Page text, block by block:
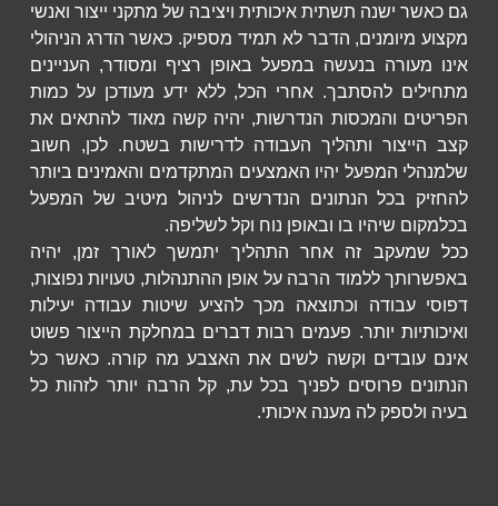
גם כאשר ישנה תשתית איכותית ויציבה של מתקני ייצור ואנשי
מקצוע מיומנים, הדבר לא תמיד מספיק. כאשר הדרג הניהולי
אינו מעורה בנעשה במפעל באופן רציף ומסודר, העניינים
מתחילים להסתבך. אחרי הכל, ללא ידע מעודכן על כמות
הפריטים והמכסות הנדרשות, יהיה קשה מאוד להתאים את
קצב הייצור ותהליך העבודה לדרישות בשטח. לכן, חשוב
שלמנהלי המפעל יהיו האמצעים המתקדמים והאמינים ביותר
להחזיק בכל הנתונים הנדרשים לניהול מיטיב של המפעל
בכלמקום שיהיו בו ובאופן נוח וקל לשליפה.
ככל שמעקב זה אחר התהליך יתמשך לאורך זמן, יהיה
באפשרותך ללמוד הרבה על אופן ההתנהלות, טעויות נפוצות,
דפוסי עבודה וכתוצאה מכך להציע שיטות עבודה יעילות
ואיכותיות יותר. פעמים רבות דברים במחלקת הייצור פשוט
אינם עובדים וקשה לשים את האצבע מה קורה. כאשר כל
הנתונים פרוסים לפניך בכל עת, קל הרבה יותר לזהות כל
בעיה ולספק לה מענה איכותי.